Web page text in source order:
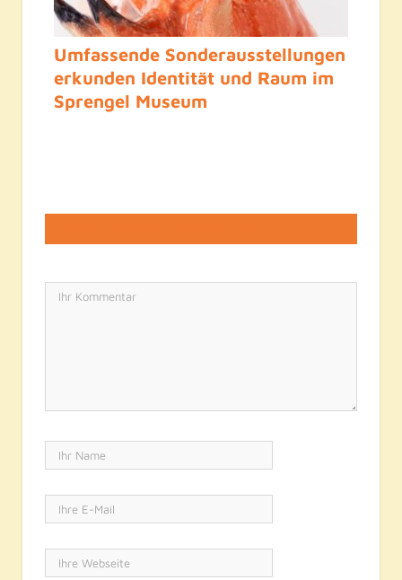
Umfassende Sonderausstellungen
erkunden Identität und Raum im
Sprengel Museum